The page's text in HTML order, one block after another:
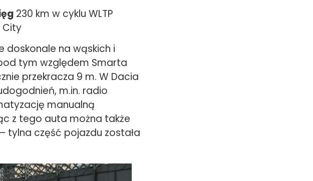
230 km w cyklu WLTP
City
doskonale na wąskich i
tym względem Smarta
przekracza 9 m. W Dacia
m.in. radio
manualną
z tego auta można także
tylna część pojazdu została